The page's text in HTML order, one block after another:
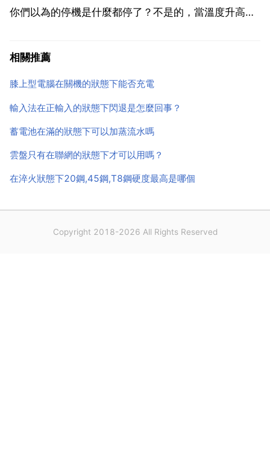
你們以為的停機是什麼都停了？不是的，當溫度升高壓
那是壓縮機繼電器閉合和斷開的聲音。回答完畢！對
相關推薦
膝上型電腦在關機的狀態下能否充電
輸入法在正輸入的狀態下閃退是怎麼回事？
蓄電池在滿的狀態下可以加蒸流水嗎
雲盤只有在聯網的狀態下才可以用嗎？
在淬火狀態下20鋼,45鋼,T8鋼硬度最高是哪個
Copyright 2018-2026 All Rights Reserved